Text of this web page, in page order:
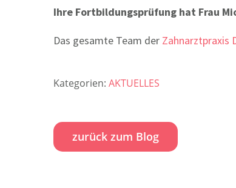
Ihre Fortbildungsprüfung hat Frau
Das gesamte Team der Zahnarztpraxis
Kategorien: AKTUELLES
zurück zum Blog